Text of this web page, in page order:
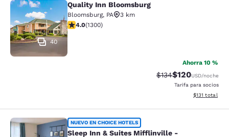
Quality Inn Bloomsburg
40
Quality Inn Bloomsburg
Bloomsburg, PA
3 km
Calificación de 4.01 estrellas. Muy bueno. 1300
4.0(1300)
Ahorra 10 %
Tarifa tachada:
$134Tarifa reducida:
$120USD/noche
Tarifa para socios
Ver detalles
$131 total
Sleep Inn & Suites Mifflinville -
NUEVO EN CHOICE HOTELS
Sleep Inn & Suites Mifflinville -